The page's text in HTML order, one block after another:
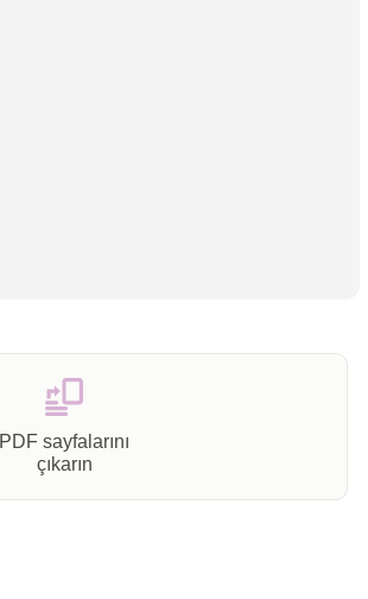
PDF sayfalarını
çıkarın